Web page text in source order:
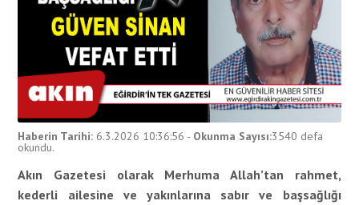
Haberin Tarihi: 6.3.2026 10:36:56 - Okunma Sayısı:3540 defa
okundu.
Akın Gazetesi olarak Merhuma Allah’tan rahmet,
kederli ailesine ve yakınlarına sabır ve başsağlığı